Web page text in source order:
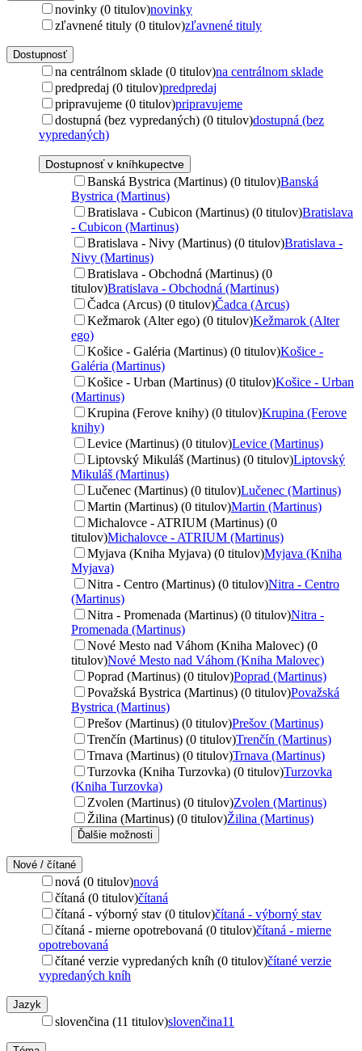
novinky (0 titulov)novinky
zľavnené tituly (0 titulov)zľavnené tituly
Dostupnosť
na centrálnom sklade (0 titulov)na centrálnom sklade
predpredaj (0 titulov)predpredaj
pripravujeme (0 titulov)pripravujeme
dostupná (bez vypredaných) (0 titulov)dostupná (bez
vypredaných)
Dostupnosť v kníhkupectve
Banská Bystrica (Martinus) (0 titulov)Banská
Bystrica (Martinus)
Bratislava - Cubicon (Martinus) (0 titulov)Bratislava
- Cubicon (Martinus)
Bratislava - Nivy (Martinus) (0 titulov)Bratislava -
Nivy (Martinus)
Bratislava - Obchodná (Martinus) (0
titulov)Bratislava - Obchodná (Martinus)
Čadca (Arcus) (0 titulov)Čadca (Arcus)
Kežmarok (Alter ego) (0 titulov)Kežmarok (Alter
ego)
Košice - Galéria (Martinus) (0 titulov)Košice -
Galéria (Martinus)
Košice - Urban (Martinus) (0 titulov)Košice - Urban
(Martinus)
Krupina (Ferove knihy) (0 titulov)Krupina (Ferove
knihy)
Levice (Martinus) (0 titulov)Levice (Martinus)
Liptovský Mikuláš (Martinus) (0 titulov)Liptovský
Mikuláš (Martinus)
Lučenec (Martinus) (0 titulov)Lučenec (Martinus)
Martin (Martinus) (0 titulov)Martin (Martinus)
Michalovce - ATRIUM (Martinus) (0
titulov)Michalovce - ATRIUM (Martinus)
Myjava (Kniha Myjava) (0 titulov)Myjava (Kniha
Myjava)
Nitra - Centro (Martinus) (0 titulov)Nitra - Centro
(Martinus)
Nitra - Promenada (Martinus) (0 titulov)Nitra -
Promenada (Martinus)
Nové Mesto nad Váhom (Kniha Malovec) (0
titulov)Nové Mesto nad Váhom (Kniha Malovec)
Poprad (Martinus) (0 titulov)Poprad (Martinus)
Považská Bystrica (Martinus) (0 titulov)Považská
Bystrica (Martinus)
Prešov (Martinus) (0 titulov)Prešov (Martinus)
Trenčín (Martinus) (0 titulov)Trenčín (Martinus)
Trnava (Martinus) (0 titulov)Trnava (Martinus)
Turzovka (Kniha Turzovka) (0 titulov)Turzovka
(Kniha Turzovka)
Zvolen (Martinus) (0 titulov)Zvolen (Martinus)
Žilina (Martinus) (0 titulov)Žilina (Martinus)
Ďalšie možnosti
Nové / čítané
nová (0 titulov)nová
čítaná (0 titulov)čítaná
čítaná - výborný stav (0 titulov)čítaná - výborný stav
čítaná - mierne opotrebovaná (0 titulov)čítaná - mierne
opotrebovaná
čítané verzie vypredaných kníh (0 titulov)čítané verzie
vypredaných kníh
Jazyk
slovenčina (11 titulov)slovenčina11